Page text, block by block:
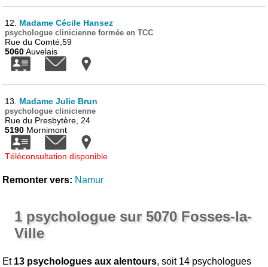
12. Madame Cécile Hansez
psychologue clinicienne formée en TCC
Rue du Comté,59
5060Auvelais
13. Madame Julie Brun
psychologue clinicienne
Rue du Presbytère, 24
5190 Mornimont
Téléconsultation disponible
Remonter vers: Namur
1 psychologue sur 5070 Fosses-la-
Ville
Et 13 psychologues aux alentours, soit 14 psychologues